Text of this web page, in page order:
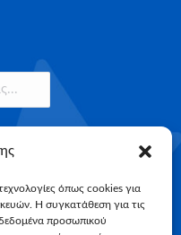
όπως cookies για
Η συγκατάθεση για τις
προσωπικού